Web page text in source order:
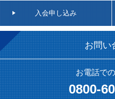
入会申し込み
お問い
お電話で
0800-